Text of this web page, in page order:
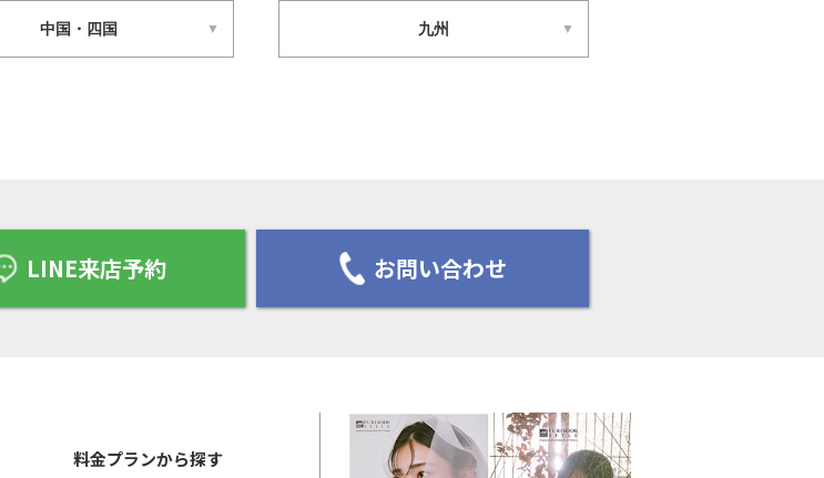
中国・四国 九州
LINE来店予約 お問い合わせ
料金プランから探す